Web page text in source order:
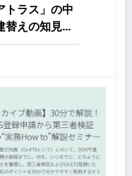
トラス」の中
えの知見、
ブランド価値